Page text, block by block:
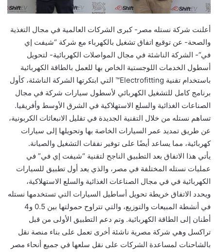
أعلنت شركة نستله مصر- كبرى الشركات العالمية في مجال التغذية
والصحة- عن توقيع اتفاق تشغيل بالكهرباء مع شركة “شيفت إي
في”- الشركة الناشئة في مجال المواصلات الكهربائية- لتحويل
أسطول الخدمات اللوجستية الخاص بها للعمل بالطاقة الكهربائية
باستخدام تقنية Electrofitting™ التي ابتكرتها الشركة الناشئة، كأول
برنامج كامل للتشغيل الكهربائي لأسطول سيارات شركة في مجال
الصناعات الغذائية والسلع الاستهلاكية في الشرق الأوسط وأفريقيا.
تساهم نستله من خلال التقنية الجديدة في تقليل الانبعاثات الكربونية،
عن طريق تمديد عمر السيارات الخاصة بها وتحويلها إلى سيارات
كهربائية، مما يساعد أيضًا على توفير نفقات التشغيل والصيانة.
يأتي هذا الاتفاق بعد التطبيق الناجح لتقنية “شيفت إي في” في
عمليات نستله المختلفة في مصر، والذي يعد أول تطبيق للسيارات
الكهربائية في في مجال الصناعات الغذائية والسلع الاستهلاكية،
ويحدد الاتفاق خريطة تحويل أساطيل السيارات التي تستخدمها نستله
في أنشطة المبيعات والتوزيع، والتي تتراوح حمولتها بين 0.5 و4
أطنان إلى الطاقة الكهربائية. وتم دعم التطبيق الأولى من قبل
تراكسل وهي شركة مصرية ناشئة أخرى تعمل على بناء منصة نقل
بالشاحنات لمساعدة الشركات على نقل سلعها في جميع أنحاء مصر